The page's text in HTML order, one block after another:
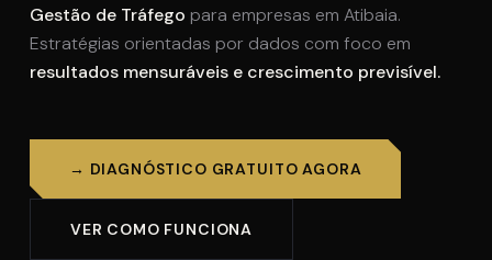
Gestão de Tráfego para empresas em Atibaia.
Estratégias orientadas por dados com foco em
resultados mensuráveis e crescimento previsível.
→ DIAGNÓSTICO GRATUITO AGORA
VER COMO FUNCIONA